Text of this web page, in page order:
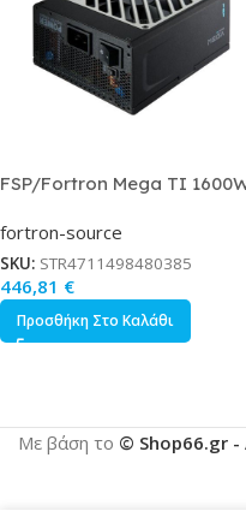
FSP/Fortron Mega TI
Full Modular 80 Plus
fortron-source
SKU: STR4711498480385
446,81 €
Προσθήκη Στο Καλάθι
Με βάση το © Shop66.gr -